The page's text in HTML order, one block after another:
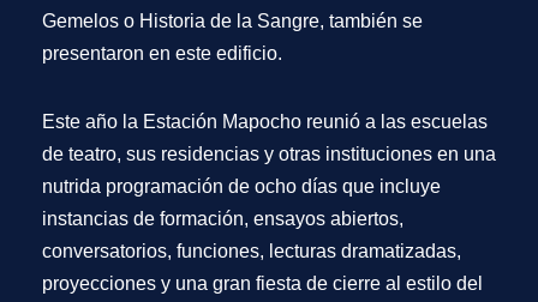
Gemelos o Historia de la Sangre, también se
presentaron en este edificio.
Este año la Estación Mapocho reunió a las escuelas
de teatro, sus residencias y otras instituciones en una
nutrida programación de ocho días que incluye
instancias de formación, ensayos abiertos,
conversatorios, funciones, lecturas dramatizadas,
proyecciones y una gran fiesta de cierre al estilo del